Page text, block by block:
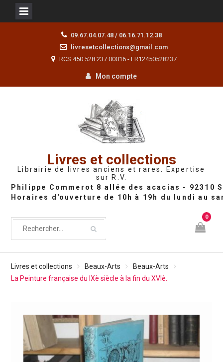
09.67.04.07.48 / 06.16.71.12.38
livresetcollections@gmail.com
RCS 450 528 237 00016 - FR12450528237
Mon compte
Livres et collections
Librairie de livres anciens et rares. Expertise
sur R.V.
0
Livres et collections Beaux-Arts
Beaux-Arts
La Peinture française du IXè siècle à la fin du XVIè.